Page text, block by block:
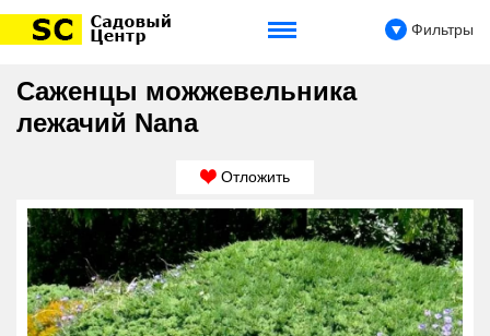
Фильтры
Саженцы можжевельника
лежачий Nana
Отложить